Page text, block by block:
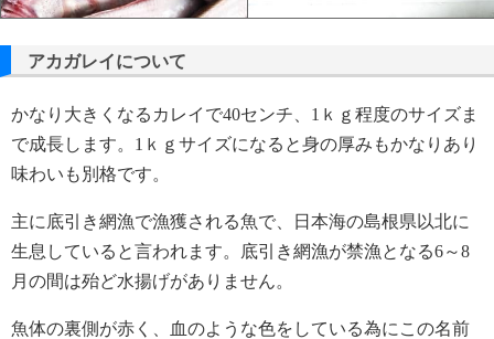
アカガレイについて
かなり大きくなるカレイで40センチ、1ｋｇ程度のサイズま
で成長します。1ｋｇサイズになると身の厚みもかなりあり
味わいも別格です。
主に底引き網漁で漁獲される魚で、日本海の島根県以北に
生息していると言われます。底引き網漁が禁漁となる6～8
月の間は殆ど水揚げがありません。
魚体の裏側が赤く、血のような色をしている為にこの名前